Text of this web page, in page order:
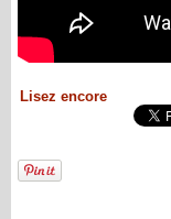
Lisez encore